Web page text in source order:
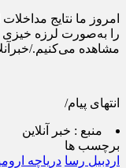
امروز ما نتایج
را به‌صورت لرزه
مشاهده می‌کنیم./
انتهای پیام/
منبع : خبر آنلاین
برچسب ها
اردبیل رسا دریاچه